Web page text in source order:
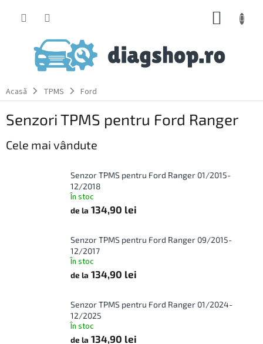
COŞ
Acasă TPMS Ford
Senzori TPMS pentru Ford Ranger
Cele mai vândute
Senzor TPMS pentru Ford Ranger 01/2015-
12/2018
În stoc
de la 134,90 lei
Senzor TPMS pentru Ford Ranger 09/2015-
12/2017
În stoc
de la 134,90 lei
Senzor TPMS pentru Ford Ranger 01/2024-
12/2025
În stoc
de la 134,90 lei